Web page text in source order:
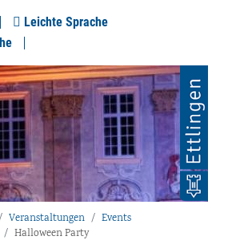
Leichte Sprache
Veranstaltungen
Events
Halloween Party